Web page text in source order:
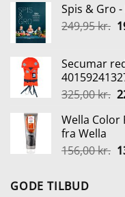
Spis & Gro
249,95kr.
Secumar
325,00kr.
Wella Color
fra Wella
156,00kr.
GODE TILBUD